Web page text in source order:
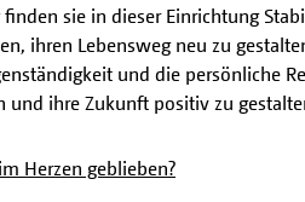
sie in dieser Einrichtung
ihren Lebensweg neu zu
und die persönliche
und ihre Zukunft positiv zu
Herzen geblieben?